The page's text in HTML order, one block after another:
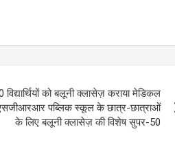
को बलूनी क्लासेज़ कराया मेडिकल
पब्लिक स्कूल के छात्र-छात्राओं
के लिए बलूनी क्लासेज़ की विशेष सुपर-50